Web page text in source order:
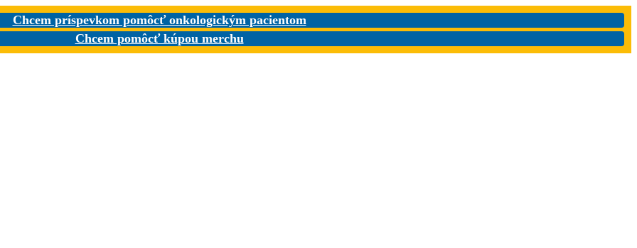
Chcem príspevkom pomôcť onkologickým pacientom
Chcem pomôcť kúpou merchu